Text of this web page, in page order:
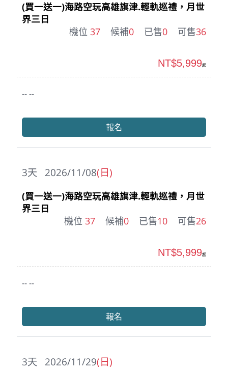
(買一送一)海路空玩高雄旗津.輕軌巡禮，月世
界三日
機位 37 候補0 已售0 可售36
-- --
NT$5,999起
報名
2026/11/08(日)
3天
(買一送一)海路空玩高雄旗津.輕軌巡禮，月世
界三日
機位 37 候補0 已售10 可售26
-- --
NT$5,999起
報名
2026/11/29(日)
3天